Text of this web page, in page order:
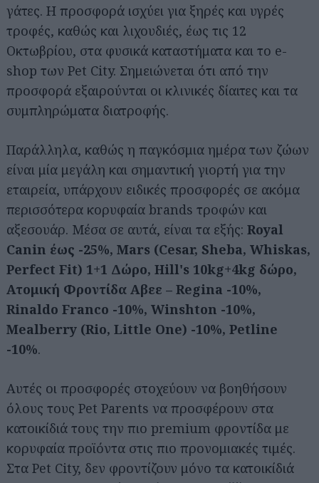
γάτες. Η προσφορά ισχύει για ξηρές και υγρές
τροφές, καθώς και λιχουδιές, έως τις 12
Οκτωβρίου, στα φυσικά καταστήματα και το e-
shop των Pet City. Σημειώνεται ότι από την
προσφορά εξαιρούνται οι κλινικές δίαιτες και τα
συμπληρώματα διατροφής.
Παράλληλα, καθώς η παγκόσμια ημέρα των ζώων
είναι μία μεγάλη και σημαντική γιορτή για την
εταιρεία, υπάρχουν ειδικές προσφορές σε ακόμα
περισσότερα κορυφαία brands τροφών και
αξεσουάρ. Μέσα σε αυτά, είναι τα εξής: Royal
Canin έως -25%, Mars (Cesar, Sheba, Whiskas,
Perfect Fit) 1+1 Δώρο, Hill's 10kg+4kg δώρο,
Ατομική Φροντίδα Αβεε – Regina -10%,
Rinaldo Franco -10%, Winshton -10%,
Mealberry (Rio, Little One) -10%, Petline
-10%.
Αυτές οι προσφορές στοχεύουν να βοηθήσουν
όλους τους Pet Parents να προσφέρουν στα
κατοικίδιά τους την πιο premium φροντίδα με
κορυφαία προϊόντα στις πιο προνομιακές τιμές.
Στα Pet City, δεν φροντίζουν μόνο τα κατοικίδιά